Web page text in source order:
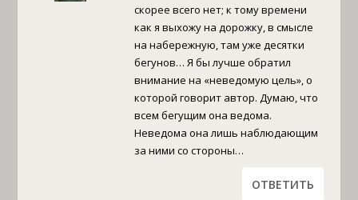
скорее всего нет; к тому времени
как я выхожу на дорожку, в смысле
на набережную, там уже десятки
бегунов… Я бы лучше обратил
внимание на «неведомую цель», о
которой говорит автор. Думаю, что
всем бегущим она ведома.
Неведома она лишь наблюдающим
за ними со стороны…
ОТВЕТИТЬ